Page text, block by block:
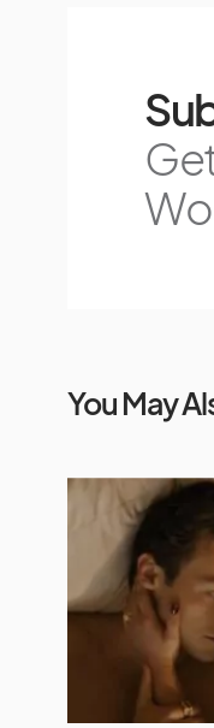
You May